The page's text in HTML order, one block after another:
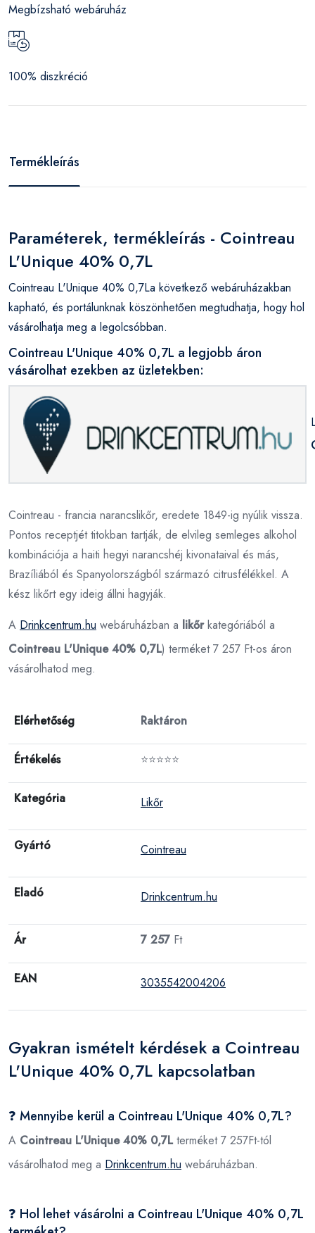
Megbízsható webáruház
100% diszkréció
Termékleírás
Paraméterek, termékleírás - Cointreau
L'Unique 40% 0,7L
Cointreau L'Unique 40% 0,7La következő webáruházakban
kapható, és portálunknak köszönhetően megtudhatja, hogy hol
vásárolhatja meg a legolcsóbban.
Cointreau L'Unique 40% 0,7L a legjobb áron
vásárolhat ezekben az üzletekben:
Cointreau - francia narancslikőr, eredete 1849-ig nyúlik vissza.
Pontos receptjét titokban tartják, de elvileg semleges alkohol
kombinációja a haiti hegyi narancshéj kivonataival és más,
Brazíliából és Spanyolországból származó citrusfélékkel. A
kész likőrt egy ideig állni hagyják.
A Drinkcentrum.hu webáruházban a likőrkategóriából a
Cointreau L'Unique 40% 0,7L) terméket 7 257 Ft-os áron
vásárolhatod meg.
Elérhetőség Raktáron
Értékelés ⭐⭐⭐⭐⭐
Kategória Likőr
Gyártó Cointreau
Eladó Drinkcentrum.hu
Ár 7 257 Ft
EAN 3035542004206
Gyakran ismételt kérdések a Cointreau
L'Unique 40% 0,7L kapcsolatban
❓ Mennyibe kerül a Cointreau L'Unique 40% 0,7L?
A Cointreau L'Unique 40% 0,7Lterméket 7 257Ft-tól
vásárolhatod meg a Drinkcentrum.hu webáruházban.
❓ Hol lehet vásárolni a Cointreau L'Unique 40% 0,7L